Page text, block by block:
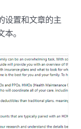
设置和文章的主
。